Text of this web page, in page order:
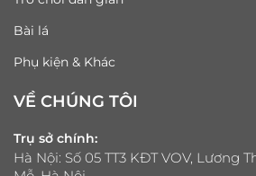
Bài lá
Phụ kiện & Khác
VỀ CHÚNG TÔI
Trụ sở chính:
Hà Nội: Số 05 TT3 KĐT VOV, Lương